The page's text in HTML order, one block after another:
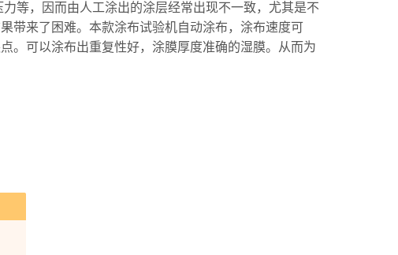
等，因而由人工涂出的涂层经常出现不一致，尤其是不
带来了困难。本款涂布试验机自动涂布，涂布速度可
。可以涂布出重复性好，涂膜厚度准确的湿膜。从而为